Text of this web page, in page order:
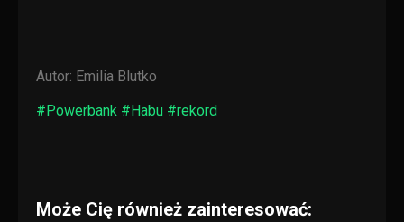
Autor: Emilia Blutko
#Powerbank #Habu #rekord
Może Cię również zainteresować: